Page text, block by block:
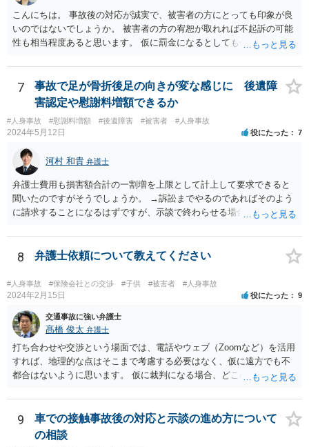
こんにちは。 事故後の対応が誠実で、被害者の方にとっても印象が良
いのではないでしょうか。 被害者の方の宥恕が取れれば不起訴の可能
性も相当程度あると思います。 仮に罰金になるとしても今回は略式の
ょう。 参考になれば幸いです。
7
事故で足が骨折後足の向きが変な感じに 後遺障
害認定や慰謝料増額できるか
#人身事故 #慰謝料増額 #後遺障害 #被害者 #人身事故
2024年5月12日 役にたった 7
河村 和貴 弁護士
弁護士費用も損害額合計の一割増を上限として計上して要求できると
聞いたのですがそうでしょうか。 →訴訟までやるのであればそのよう
に請求することになるはずですが、示談で終わらせる場合には、そこ
ならほとんど充足できるか多くが返ってくるイメージなので頼むのも
いいかなと思うのですが。 →LAC基準でもそうかもしれませんし、交
通事故事案ではより定額の費用としている法律事務所も多いように思
います。費用面も含めて、弁護士さんを検討してみるとよいかもしれ
ませんね。 かなり具体的な話も多くなっているので、法律事務所に問
い合わせてみるとよいと思います。
8 弁護士依頼について教えてください
#人身事故 #保険会社との交渉 #子供 #被害者 #人身事故
2024年2月15日 役にたった 9
交通事故に強い弁護士
髙橋 俊太 弁護士
打ち合わせや交渉という場面では、電話やウェブ（Zoomなど）を活用
すれば、地理的な点はそこまで考慮する必要はなく、仮に遠方でも不
都合はないように思います。 仮に裁判になる場合、どこの裁判所にな
りが考えられますので、そのあたりは念のために考慮に入れた方がよ
いように思いますが、争点が複雑な事案でない場合には、多くの場
合、交渉を経て示談で終了するので、裁判にまで発展しないのが通常
9
車での接触事故後の対応と示談の進め方について
の相談